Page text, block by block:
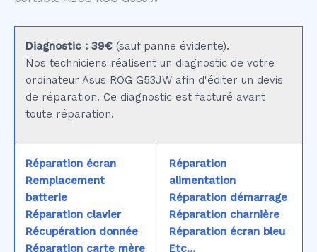
Diagnostic : 39€ (sauf panne évidente).
Nos techniciens réalisent un diagnostic de votre
ordinateur Asus ROG G53JW afin d'éditer un devis
de réparation. Ce diagnostic est facturé avant
toute réparation.
Réparation écran
Remplacement
batterie
Réparation clavier
Récupération donnée
Réparation carte mère
Réparation
alimentation
Réparation démarrage
Réparation charnière
Réparation écran bleu
Etc...